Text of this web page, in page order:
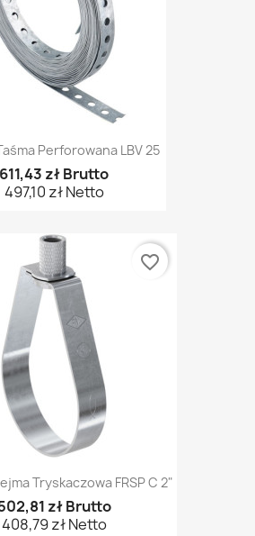
Perforowana LBV 25
611,43 zł Brutto
497,10 zł Netto
Tryskaczowa FRSP C 2"
zł Brutto
408,79 zł Netto
favorite_border